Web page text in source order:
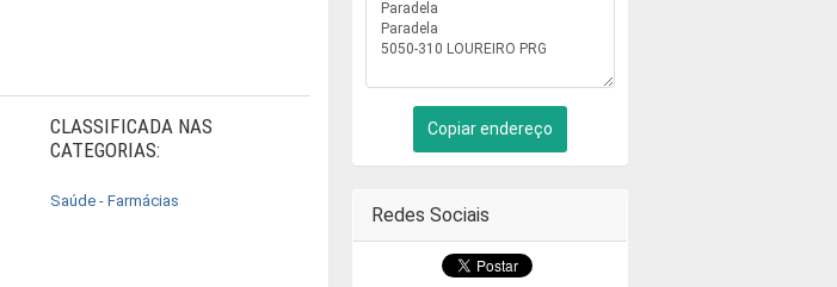
CLASSIFICADA NAS
CATEGORIAS:
Saúde - Farmácias
Copiar endereço
Redes Sociais